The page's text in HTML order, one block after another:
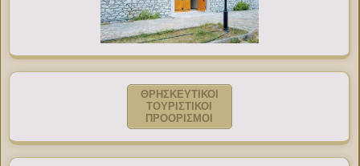
ΘΡΗΣΚΕΥΤΙΚΟΙ
ΤΟΥΡΙΣΤΙΚΟΙ
ΠΡΟΟΡΙΣΜΟΙ